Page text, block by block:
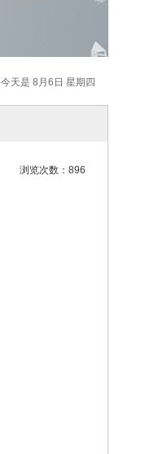
今天是 8月6日 星期四
浏览次数：896